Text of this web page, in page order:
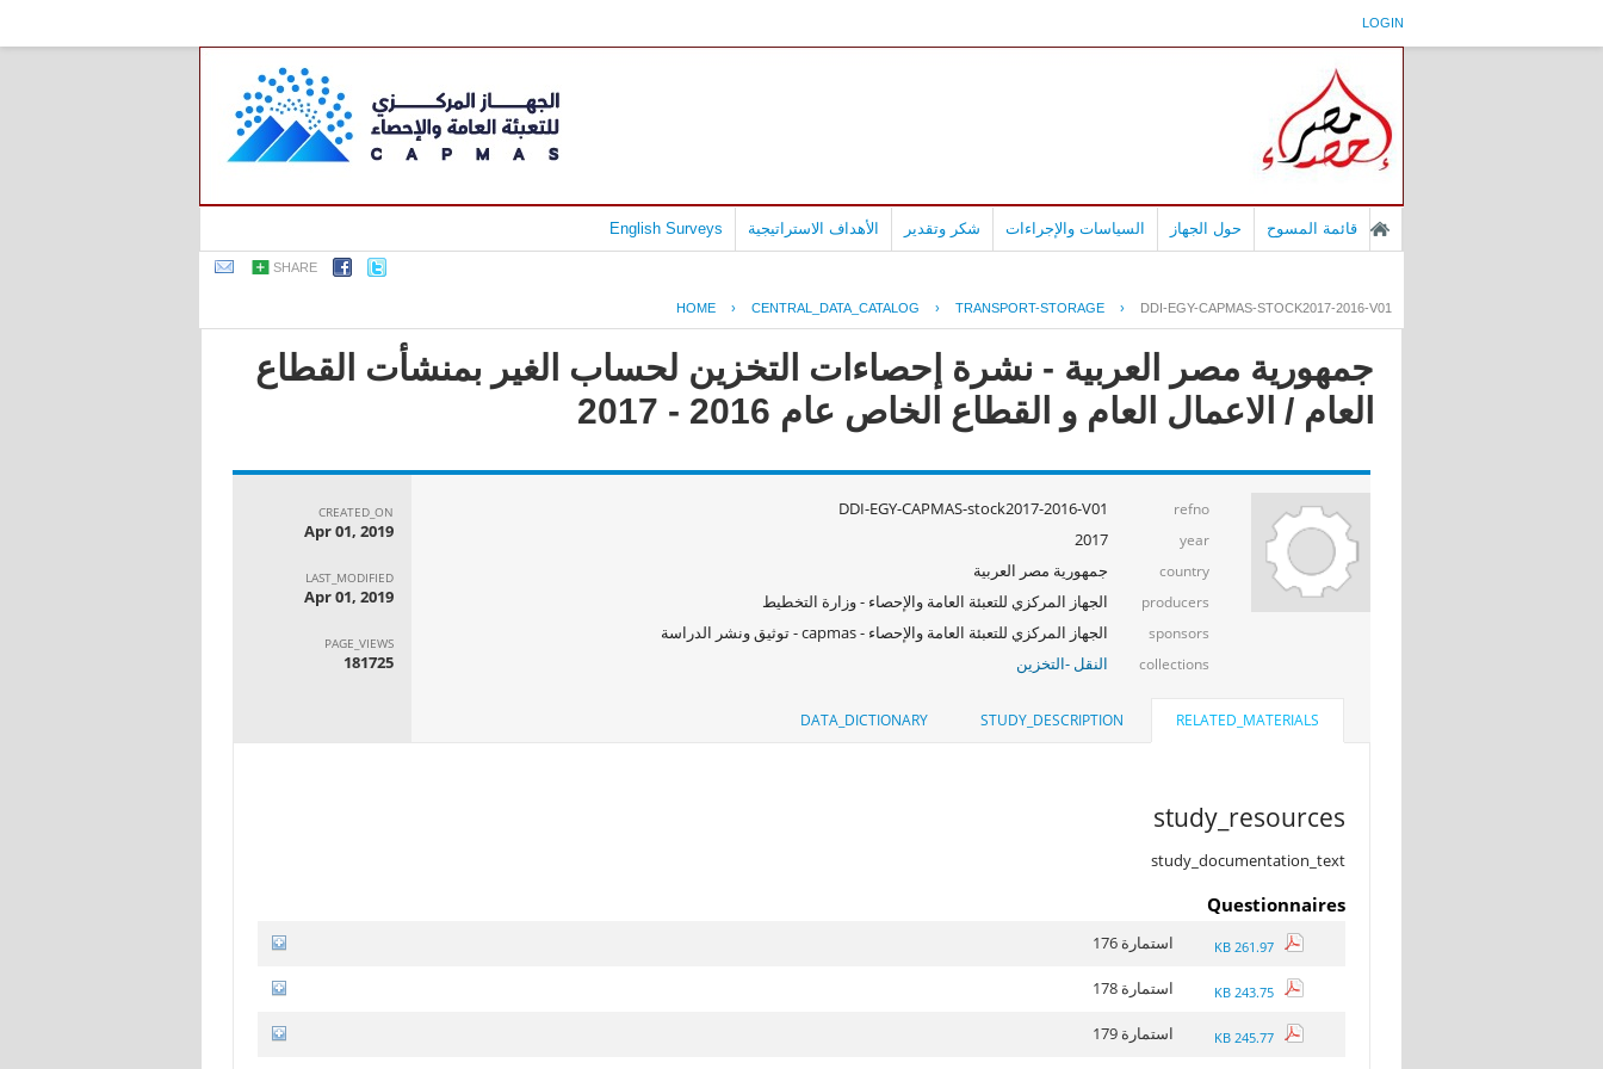
LOGIN
قائمة المسوح حول الجهاز السياسات والإجراءات شكر وتقدير الأهداف الاستراتيجية English Surveys
SHARE
HOME › CENTRAL_DATA_CATALOG › TRANSPORT-STORAGE › DDI-EGY-CAPMAS-STOCK2017-2016-V01
جمهورية مصر العربية - نشرة إحصاءات التخزين لحساب الغير بمنشأت القطاع
العام / الاعمال العام و القطاع الخاص عام 2016 - 2017
refno
DDI-EGY-CAPMAS-stock2017-2016-V01
year
2017
country جمهورية مصر العربية
producers الجهاز المركزي للتعبئة العامة والإحصاء - وزارة التخطيط
sponsors الجهاز المركزي للتعبئة العامة والإحصاء - capmas - توثيق ونشر الدراسة
collections النقل -التخزين
CREATED_ON
Apr 01, 2019
LAST_MODIFIED
Apr 01, 2019
PAGE_VIEWS
181725
RELATED_MATERIALS
STUDY_DESCRIPTION
DATA_DICTIONARY
study_resources
study_documentation_text
Questionnaires
استمارة 176 261.97 KB
استمارة 178 243.75 KB
استمارة 179 245.77 KB